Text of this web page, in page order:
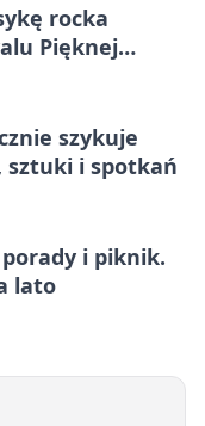
rocka
Pięknej
szykuje
sztuki i spotkań
porady i piknik.
lato